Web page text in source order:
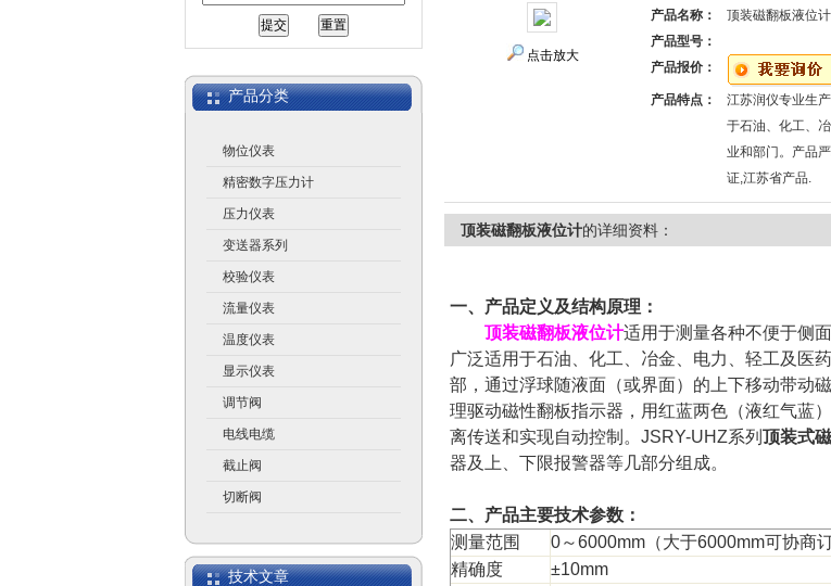
产品分类
物位仪表
精密数字压力计
压力仪表
变送器系列
校验仪表
流量仪表
温度仪表
显示仪表
调节阀
电线电缆
截止阀
切断阀
技术文章
点击放大
产品名称：
顶装磁翻板液位计
产品型号：
产品报价：
产品特点：
江苏润仪专业生
于石油、化工、
业和部门。产品
证,江苏省产品.
顶装磁翻板液位计的详细资料：
一、产品定义及结构原理：
顶装磁翻板液位计适用于测量各种不便于侧
广泛适用于石油、化工、冶金、电力、轻工及医
部，通过浮球随液面（或界面）的上下移动带动
理驱动磁性翻板指示器，用红蓝两色（液红气蓝
离传送和实现自动控制。JSRY-UHZ系列 顶装式
器及上、下限报警器等几部分组成。
二、产品主要技术参数：
测量范围
0～6000mm （大于6000mm可协商
精确度
±10mm